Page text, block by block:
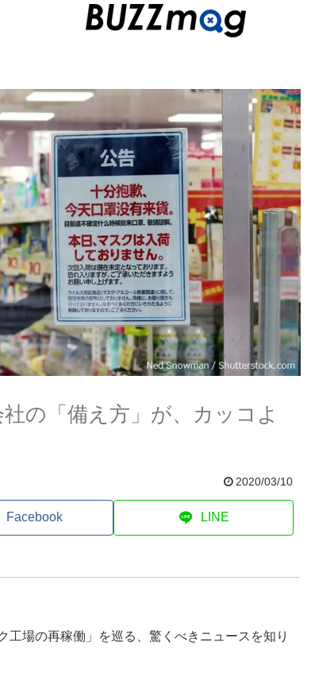
の「備え方」が、カッコよ
2020/03/10
Facebook LINE
工場の再稼働」を巡る、驚くべきニュースを知り